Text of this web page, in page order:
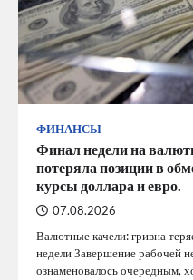
ФИНАНСЫ
Финал недели на
потеряла позиции в
курсы доллара и евро.
07.08.2026
Валютные качели: гривна
недели Завершение рабочей
ознаменовалось очередным,